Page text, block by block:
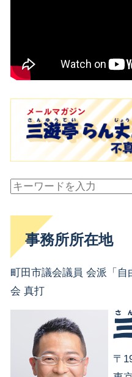
事務所所在地
町田市議会議員 会派「
会 真打
〒